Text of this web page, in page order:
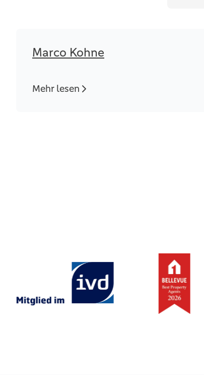
Marco Kohne
Mehr lesen